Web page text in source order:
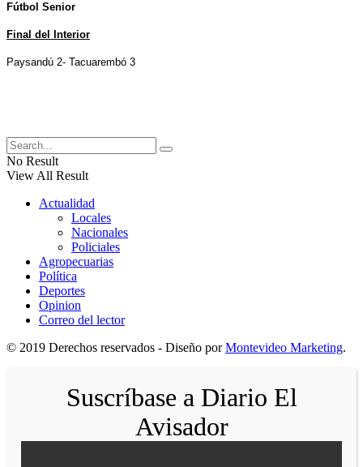
Fútbol Senior
Final del Interior
Paysandú 2- Tacuarembó 3
No Result
View All Result
Actualidad
Locales
Nacionales
Policiales
Agropecuarias
Política
Deportes
Opinion
Correo del lector
© 2019 Derechos reservados - Diseño porMontevideo Marketing.
Suscríbase a Diario El
Avisador